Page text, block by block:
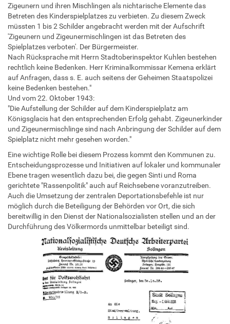
Zigeunern und ihren Mischlingen als nichtarische Elemente das
Betreten des Kinderspielplatzes zu verbieten. Zu diesem Zweck
müssten 1 bis 2 Schilder angebracht werden mit der Aufschrift
'Zigeunern und Zigeunermischlingen ist das Betreten des
Spielplatzes verboten'. Der Bürgermeister.
Nach Rücksprache mit Herrn Stadtoberinspektor Kuhlen bestehen
rechtlich keine Bedenken. Herr Kriminalkommissar Kemena erklärt
auf Anfragen, dass s. E. auch seitens der Geheimen Staatspolizei
keine Bedenken bestehen."
Und vom 22. Oktober 1943:
"Die Aufstellung der Schilder auf dem Kinderspielplatz am
Königsglacis hat den entsprechenden Erfolg gehabt. Zigeunerkinder
und Zigeunermischlinge sind nach Anbringung der Schilder auf dem
Spielplatz nicht mehr gesehen worden."
Eine wichtige Rolle bei diesem Prozess kommt den Kommunen zu.
Entscheidungsprozesse und Initiativen auf lokaler und kommunaler
Ebene tragen wesentlich dazu bei, die gegen Sinti und Roma
gerichtete "Rassenpolitik" auch auf Reichsebene voranzutreiben.
Auch die Umsetzung der zentralen Deportationsbefehle ist nur
möglich durch die Beteiligung der Behörden vor Ort, die sich
bereitwillig in den Dienst der Nationalsozialisten stellen und an der
Durchführung des Völkermords unmittelbar beteiligt sind.